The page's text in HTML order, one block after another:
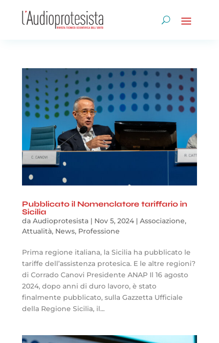
Pubblicato il Nomenclatore tariffario in
Sicilia
da Audioprotesista| Nov 5, 2024| Associazione,
Attualità, News, Professione
Prima regione italiana, la Sicilia ha pubblicato le
tariffe dell’assistenza protesica. E le altre regioni?
di Corrado Canovi Presidente ANAP Il 16 agosto
2024, dopo anni di duro lavoro, è stato
finalmente pubblicato, sulla Gazzetta Ufficiale
della Regione Sicilia, il...